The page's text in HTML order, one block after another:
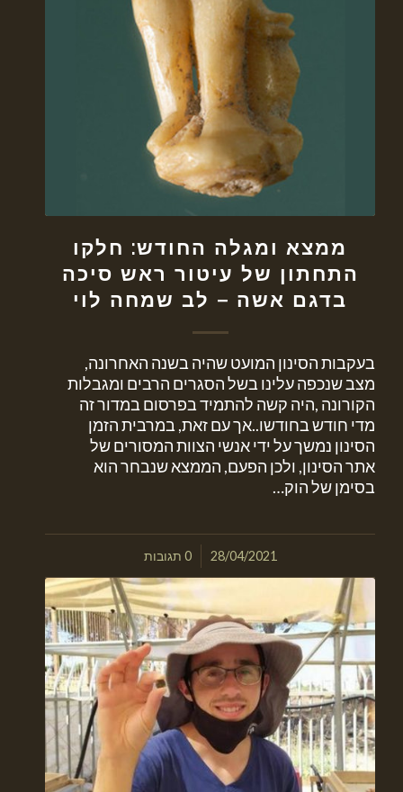
ממצא ומגלה החודש: חלקו
התחתון של עיטור ראש סיכה
בדגם אשה – לב שמחה לוי
בעקבות הסינון המועט שהיה בשנה האחרונה,
מצב שנכפה עלינו בשל הסגרים הרבים ומגבלות
הקורונה ,היה קשה להתמיד בפרסום במדור זה
מדי חודש בחודשו..אך עם זאת, במרבית הזמן
הסינון נמשך על ידי אנשי הצוות המסורים של
אתר הסינון, ולכן הפעם, הממצא שנבחר הוא
בסימן של הוק…
28/04/2021
/ 0 תגובות